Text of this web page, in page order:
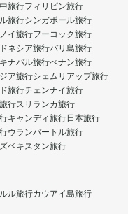
旅行フィリピン旅行
旅行シンガポール旅行
イ旅行フーコック旅行
ネシア旅行バリ島旅行
ナバル旅行ぺナン旅行
ア旅行シェムリアップ旅行
旅行チェンナイ旅行
行スリランカ旅行
キャンディ旅行日本旅行
ウランバートル旅行
ベキスタン旅行
ル旅行カウアイ島旅行